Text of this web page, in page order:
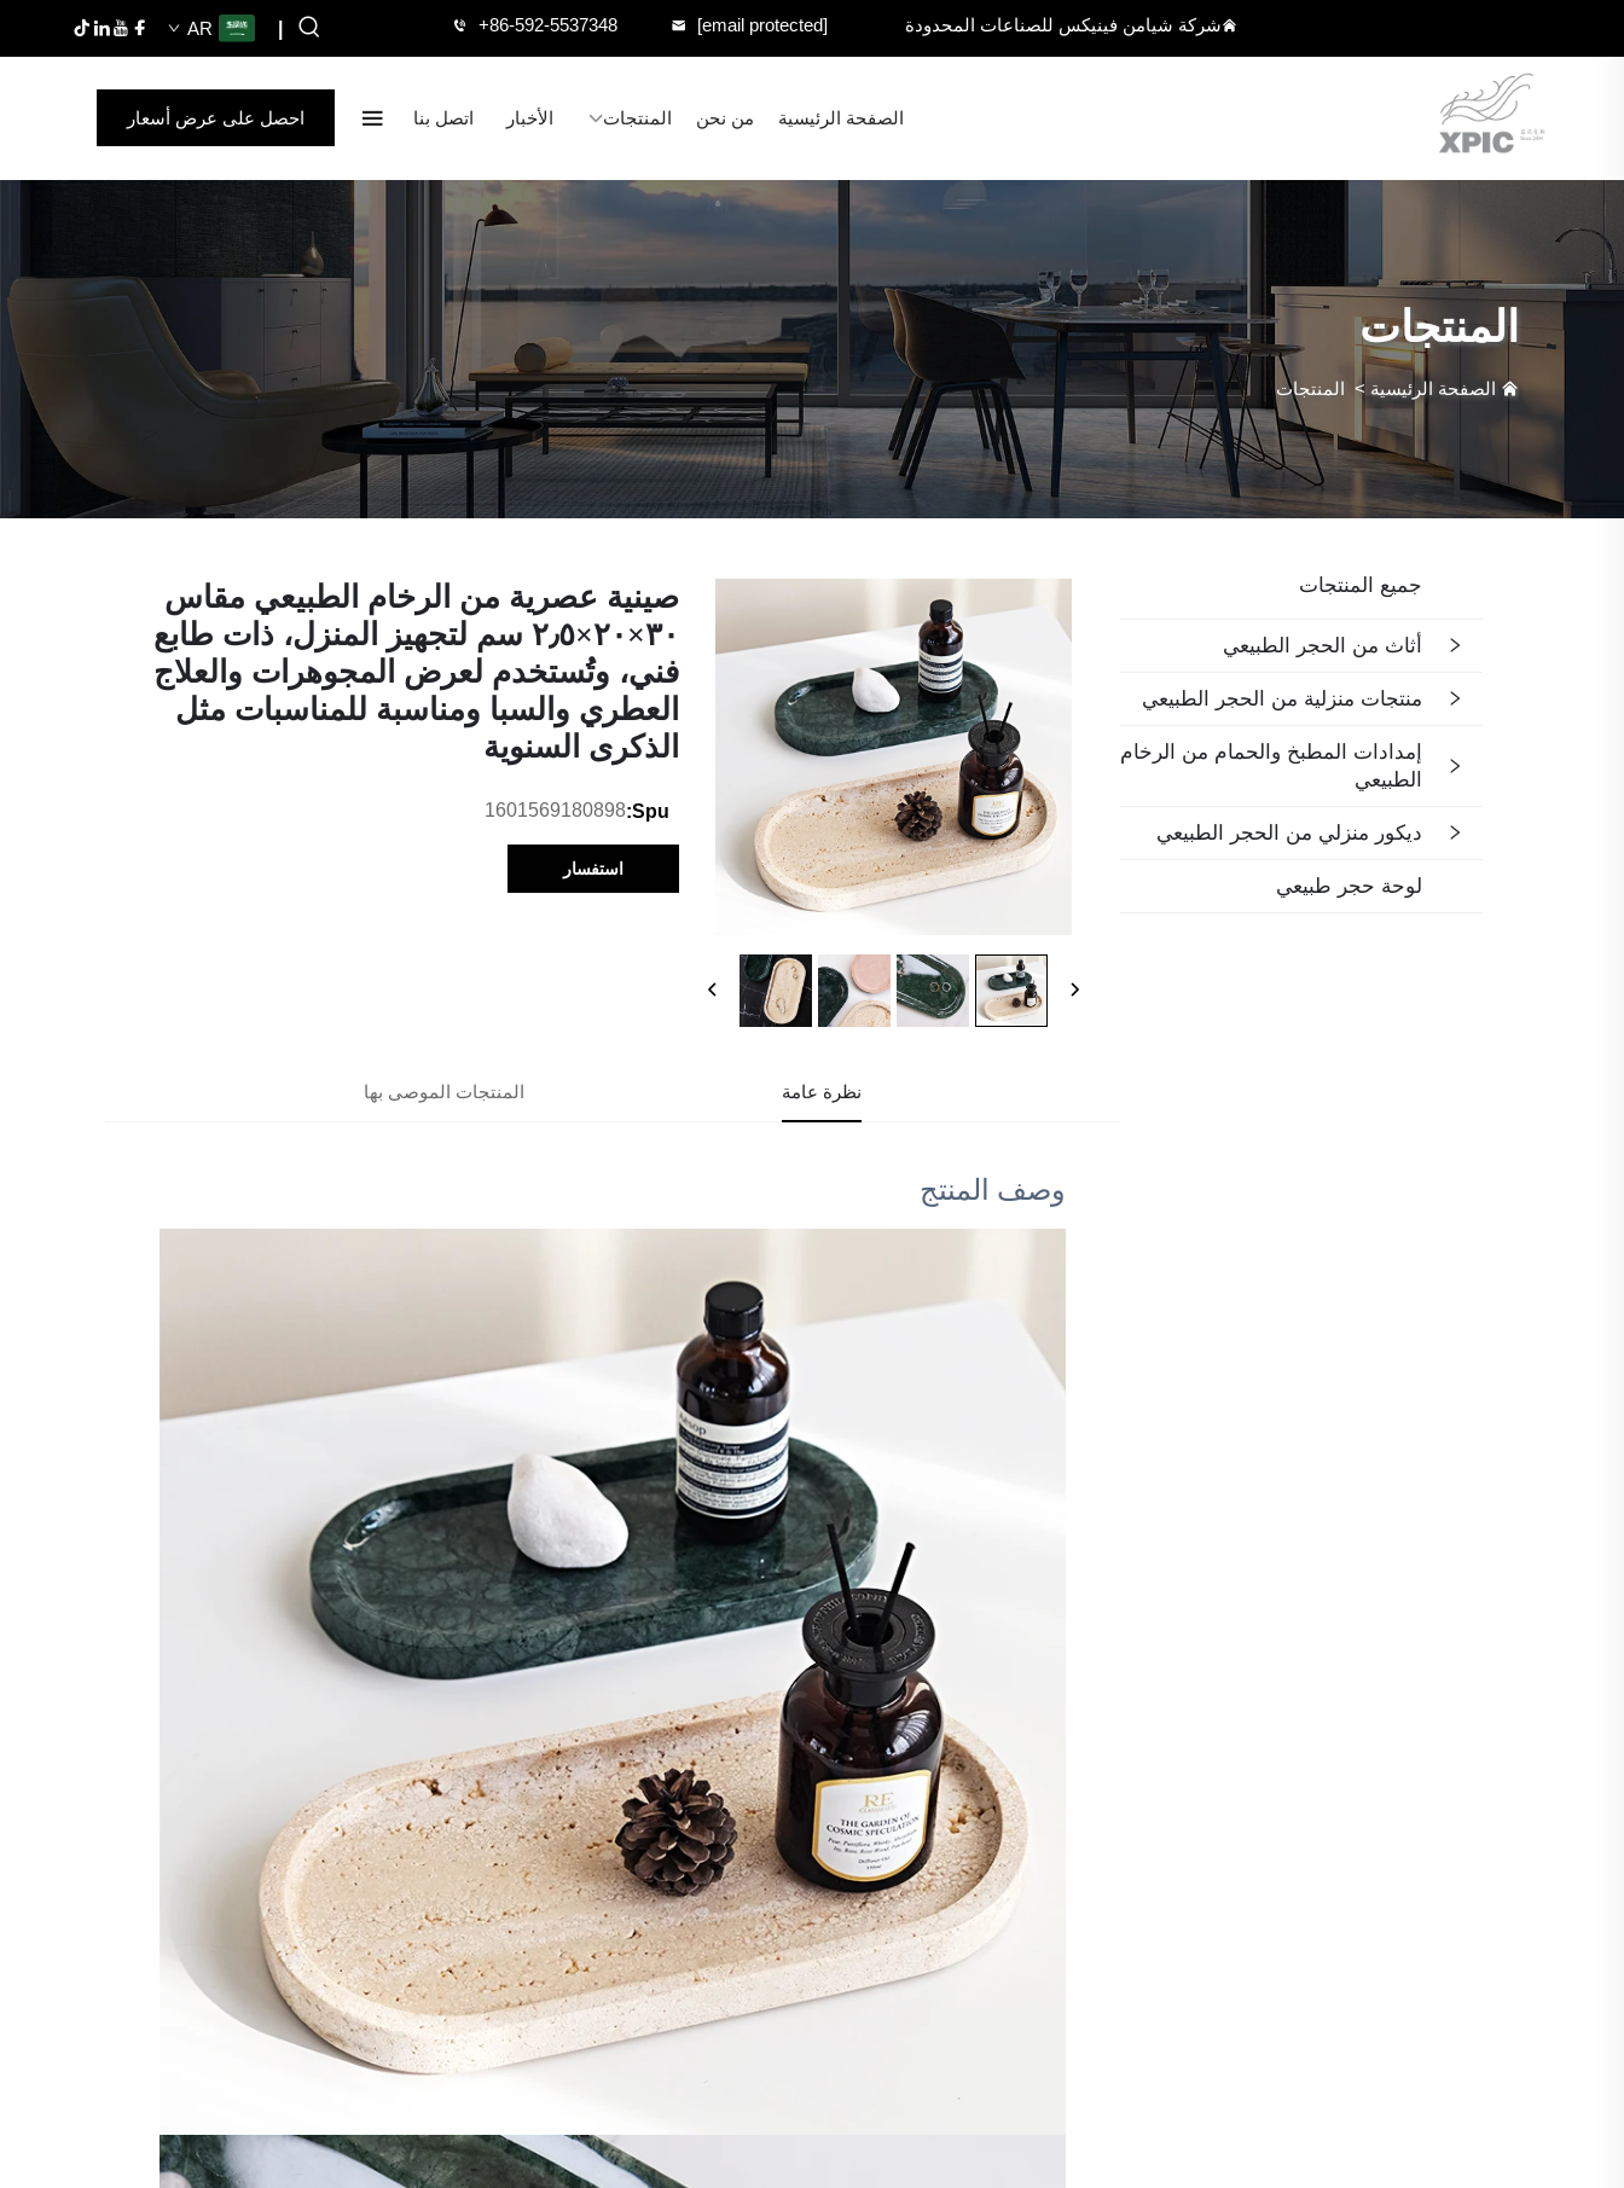
شركة شيامن فينيكس للصناعات المحدودة +86-592-5537348 [email protected]
AR
الصفحة الرئيسية من نحن المنتجات الأخبار اتصل بنا احصل على عرض أسعار
المنتجات
الصفحة الرئيسية > المنتجات
جميع المنتجات
أثاث من الحجر الطبيعي
منتجات منزلية من الحجر الطبيعي
إمدادات المطبخ والحمام من الرخام
الطبيعي
ديكور منزلي من الحجر الطبيعي
لوحة حجر طبيعي
صينية عصرية من الرخام الطبيعي مقاس
٣٠×٢٠×٢٫٥ سم لتجهيز المنزل، ذات طابع
فني، وتُستخدم لعرض المجوهرات والعلاج
العطري والسبا ومناسبة للمناسبات مثل
الذكرى السنوية
Spu:
1601569180898
استفسار
نظرة عامة المنتجات الموصى بها
وصف المنتج